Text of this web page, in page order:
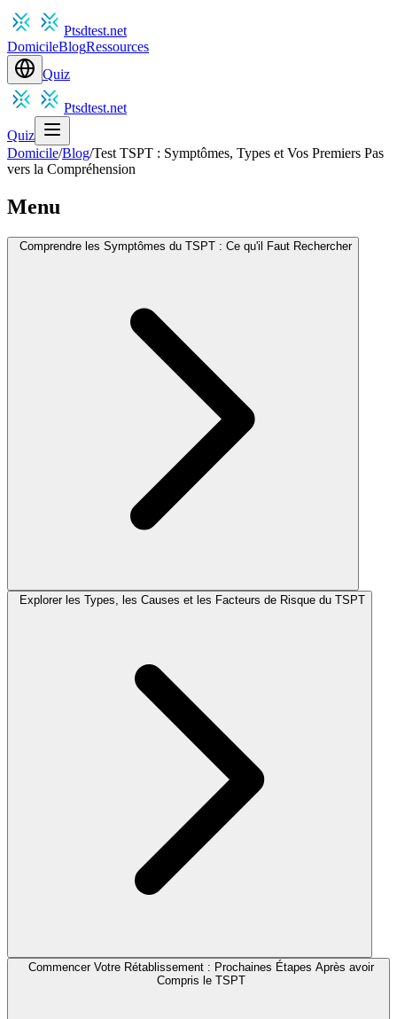
Ptsdtest.net
DomicileBlogRessources
Quiz
Ptsdtest.net
Quiz
Domicile/Blog/Test TSPT : Symptômes, Types et Vos Premiers Pas
vers la Compréhension
Menu
Comprendre les Symptômes du TSPT : Ce qu'il Faut Rechercher
Explorer les Types, les Causes et les Facteurs de Risque du TSPT
Commencer Votre Rétablissement : Prochaines Étapes Après avoir
Compris le TSPT